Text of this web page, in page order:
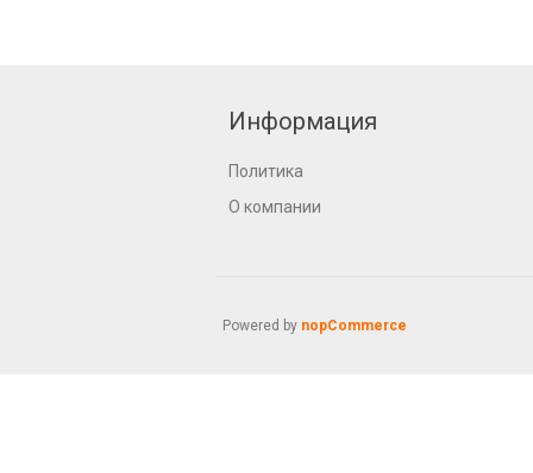
Информация
Политика
О компании
Powered by nopCommerce